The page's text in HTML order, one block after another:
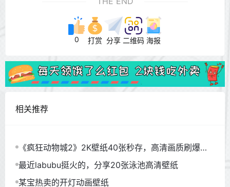
0 打赏 分享 二维码 海报
相关推荐
《疯狂动物城2》2K壁纸40张秒存，高清画质刷爆朋
友圈
最近labubu挺火的，分享20张泳池高清壁纸
某宝热卖的开灯动画壁纸